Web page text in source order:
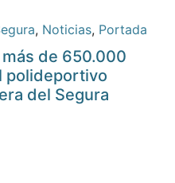
, Noticias, Portada
de 650.000
polideportivo
del Segura